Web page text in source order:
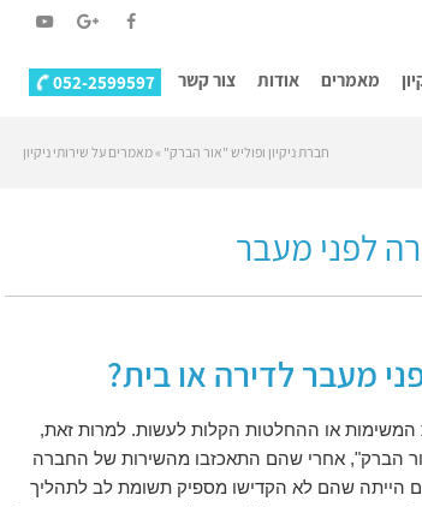
מאמרים אודות צור קשר 052-2599597
חברת ניקיון ופוליש "אור הברק" »מאמרים על שירותי ניקיון
מעבר לדירה או בית?
המשימות או ההחלטות הקלות לעשות. למרות זאת,
הברק", אחרי שהם התאכזבו מהשירות של החברה
הייתה שהם לא הקדישו מספיק תשומת לב לתהליך